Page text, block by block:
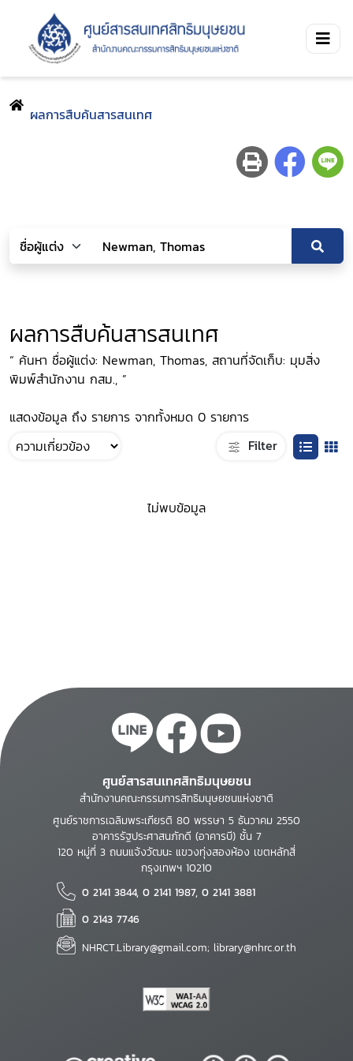
ผลการสืบค้นสารสนเทศ
ผลการสืบค้นสารสนเทศ
“ ค้นหา ชื่อผู้แต่ง: Newman, Thomas, สถานที่จัดเก็บ: มุมสิ่ง
พิมพ์สำนักงาน กสม., ”
แสดงข้อมูล ถึง รายการ จากทั้งหมด 0 รายการ
Filter
ไม่พบข้อมูล
ศูนย์สารสนเทศสิทธิมนุษยชน
สำนักงานคณะกรรมการสิทธิมนุษยชนแห่งชาติ
ศูนย์ราชการเฉลิมพระเกียรติ 80 พรรษา 5 ธันวาคม 2550
อาคารรัฐประศาสนภักดี (อาคารบี) ชั้น 7
120 หมู่ที่ 3 ถนนแจ้งวัฒนะ แขวงทุ่งสองห้อง เขตหลักสี่
กรุงเทพฯ 10210
0 2141 3844, 0 2141 1987, 0 2141 3881
0 2143 7746
NHRCT.Library@gmail.com; library@nhrc.or.th